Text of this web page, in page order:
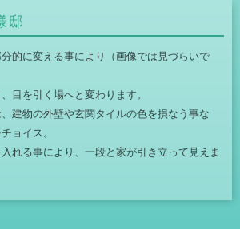
邸
的に変える事により（画像では見づらいで
目を引く場へと変わります。
建物の外壁や玄関タイルの色を損なう事な
ョイス。
れる事により、一段と家が引き立って見えま